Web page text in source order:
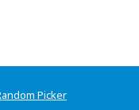
Picker